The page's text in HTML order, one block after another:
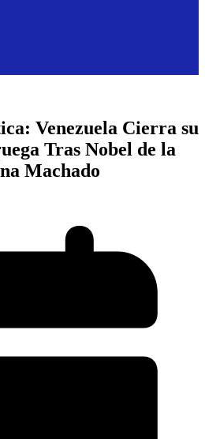
Venezuela Cierra su
Tras Nobel de la
Machado